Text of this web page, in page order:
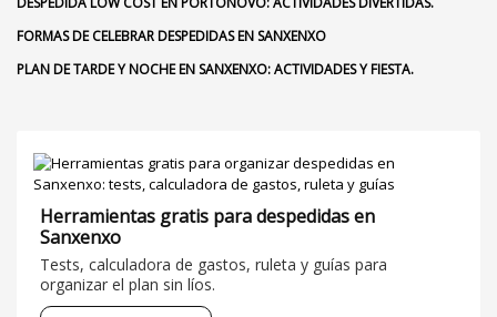
FORMAS DE CELEBRAR DESPEDIDAS EN SANXENXO
PLAN DE TARDE Y NOCHE EN SANXENXO: ACTIVIDADES Y FIESTA.
Herramientas gratis para despedidas en
Sanxenxo
Tests, calculadora de gastos, ruleta y guías para
organizar el plan sin líos.